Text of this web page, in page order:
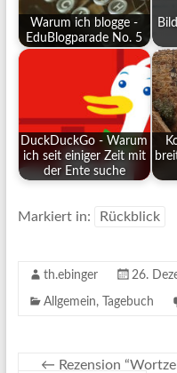
Warum ich blogge -
EduBlogparade No. 5
DuckDuckGo - Warum
ich seit einiger Zeit mit
der Ente suche
Markiert in: Rückblick
th.ebinger 26.
Allgemein, Tagebuch
← Rezension